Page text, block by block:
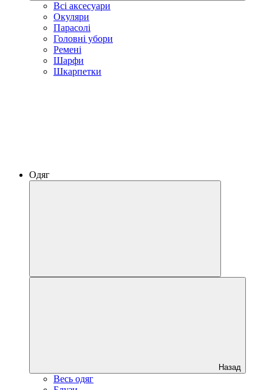
Всі аксесуари
Окуляри
Парасолі
Головні убори
Ремені
Шарфи
Шкарпетки
Одяг
Назад
Весь одяг